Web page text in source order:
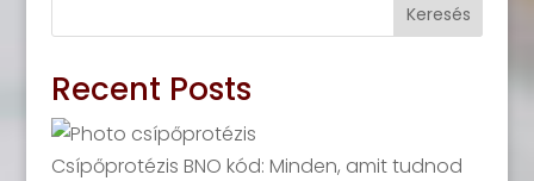
Keresés
Recent Posts
Csípőprotézis BNO kód: Minden, amit tudnod